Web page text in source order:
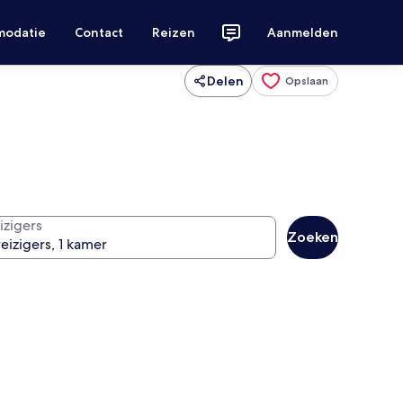
Contact Reizen Aanmelden
Delen Opslaan
Zoeken